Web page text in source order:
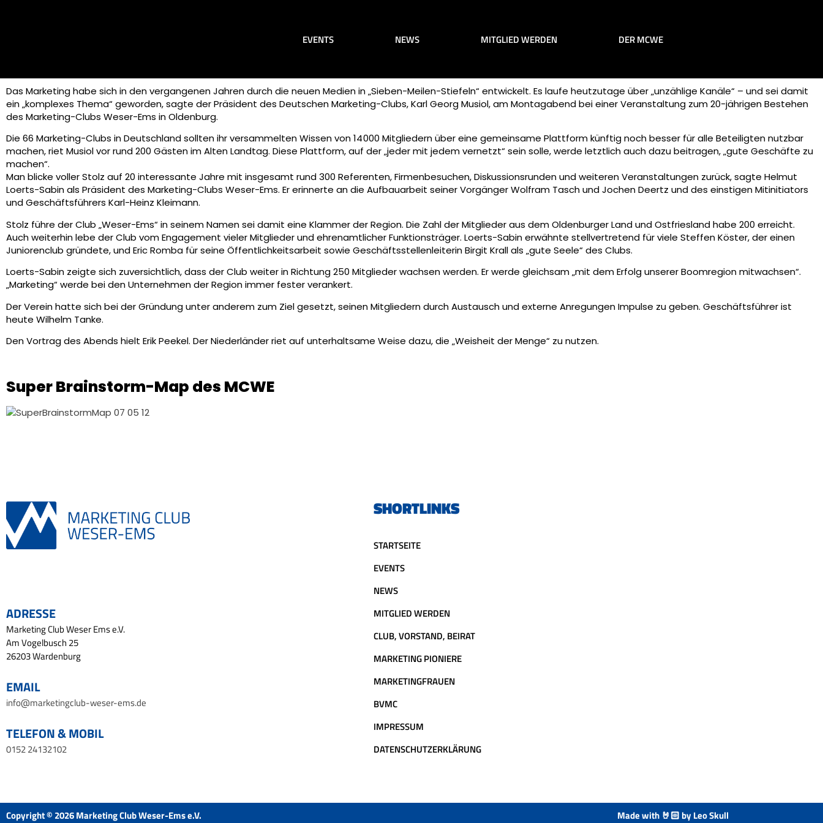
EVENTS NEWS MITGLIED WERDEN DER MCWE
Das Marketing habe sich in den vergangenen Jahren durch die neuen Medien in „Sieben-Meilen-Stiefeln“ entwickelt. Es laufe heutzutage über „unzählige Kanäle“ – und sei damit
ein „komplexes Thema“ geworden, sagte der Präsident des Deutschen Marketing-Clubs, Karl Georg Musiol, am Montagabend bei einer Veranstaltung zum 20-jährigen Bestehen
des Marketing-Clubs Weser-Ems in Oldenburg.
Die 66 Marketing-Clubs in Deutschland sollten ihr versammelten Wissen von 14 000 Mitgliedern über eine gemeinsame Plattform künftig noch besser für alle Beteiligten nutzbar
machen, riet Musiol vor rund 200 Gästen im Alten Landtag. Diese Plattform, auf der „jeder mit jedem vernetzt“ sein solle, werde letztlich auch dazu beitragen, „gute Geschäfte zu
machen“.
Man blicke voller Stolz auf 20 interessante Jahre mit insgesamt rund 300 Referenten, Firmenbesuchen, Diskussionsrunden und weiteren Veranstaltungen zurück, sagte Helmut
Loerts-Sabin als Präsident des Marketing-Clubs Weser-Ems. Er erinnerte an die Aufbauarbeit seiner Vorgänger Wolfram Tasch und Jochen Deertz und des einstigen Mitinitiators
und Geschäftsführers Karl-Heinz Kleimann.
Stolz führe der Club „Weser-Ems“ in seinem Namen sei damit eine Klammer der Region. Die Zahl der Mitglieder aus dem Oldenburger Land und Ostfriesland habe 200 erreicht.
Auch weiterhin lebe der Club vom Engagement vieler Mitglieder und ehrenamtlicher Funktionsträger. Loerts-Sabin erwähnte stellvertretend für viele Steffen Köster, der einen
Juniorenclub gründete, und Eric Romba für seine Öffentlichkeitsarbeit sowie Geschäftsstellenleiterin Birgit Krall als „gute Seele“ des Clubs.
Loerts-Sabin zeigte sich zuversichtlich, dass der Club weiter in Richtung 250 Mitglieder wachsen werden. Er werde gleichsam „mit dem Erfolg unserer Boomregion mitwachsen“.
„Marketing“ werde bei den Unternehmen der Region immer fester verankert.
Der Verein hatte sich bei der Gründung unter anderem zum Ziel gesetzt, seinen Mitgliedern durch Austausch und externe Anregungen Impulse zu geben. Geschäftsführer ist
heute Wilhelm Tanke.
Den Vortrag des Abends hielt Erik Peekel. Der Niederländer riet auf unterhaltsame Weise dazu, die „Weisheit der Menge“ zu nutzen.
Super Brainstorm-Map des MCWE
ADRESSE
Marketing Club Weser Ems e.V.
Am Vogelbusch 25
26203 Wardenburg
EMAIL
info@marketingclub-weser-ems.de
TELEFON & MOBIL
0152 24132102
SHORTLINKS
STARTSEITE
EVENTS
NEWS
MITGLIED WERDEN
CLUB, VORSTAND, BEIRAT
MARKETING PIONIERE
MARKETINGFRAUEN
BVMC
IMPRESSUM
DATENSCHUTZERKLÄRUNG
Copyright © 2026 Marketing Club Weser-Ems e.V. Made with 🤘🏻 by Leo Skull